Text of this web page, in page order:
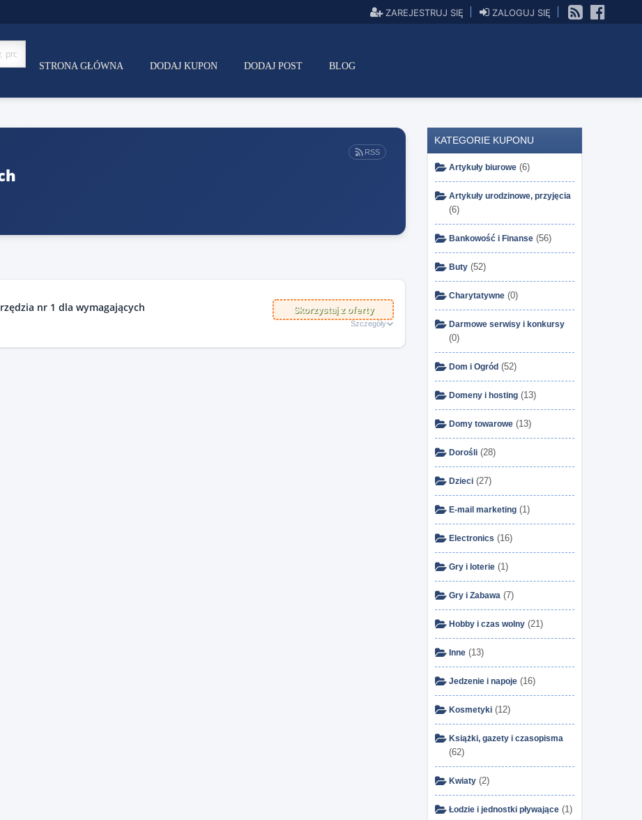
ZAREJESTRUJ SIĘ
ZALOGUJ SIĘ
STRONA GŁÓWNA DODAJ KUPON DODAJ POST BLOG
RSS
nr 1 dla wymagających Skorzystaj z oferty
Szczegóły
KATEGORIE KUPONU
Artykuły biurowe (6)
Artykuły urodzinowe, przyjęcia
(6)
Bankowość i Finanse (56)
Buty (52)
Charytatywne (0)
Darmowe serwisy i konkursy
(0)
Dom i Ogród (52)
Domeny i hosting (13)
Domy towarowe (13)
Dorośli (28)
Dzieci (27)
E-mail marketing (1)
Electronics (16)
Gry i loterie (1)
Gry i Zabawa (7)
Hobby i czas wolny (21)
Inne (13)
Jedzenie i napoje (16)
Kosmetyki (12)
Książki, gazety i czasopisma
(62)
Kwiaty (2)
Łodzie i jednostki pływające (1)